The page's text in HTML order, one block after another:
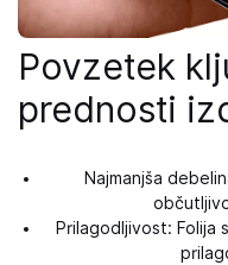
Povzetek
prednosti
Najmanjša
Prilagodljivost: Folija